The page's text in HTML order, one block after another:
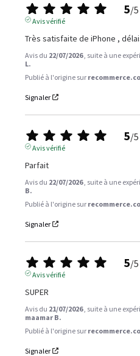
5/5
Avis vérifié
Très satisfaite de iPhone ,
Avis du 22/07/2026 , suite à une
L.
Publié à l'origine sur
Signaler
5/5
Avis vérifié
Parfait
Avis du 22/07/2026 , suite à une
B.
Publié à l'origine sur
Signaler
5/5
Avis vérifié
SUPER
Avis du 21/07/2026 , suite à une
maamar B.
Publié à l'origine sur
Signaler